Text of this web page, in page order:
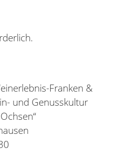
Franken &
und Genusskultur